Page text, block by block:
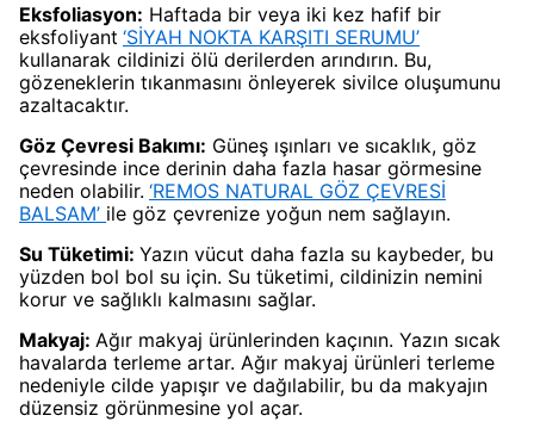
Eksfoliasyon: Haftada bir veya iki kez hafif bir
eksfoliyant ‘SİYAH NOKTA KARŞITI SERUMU’
kullanarak cildinizi ölü derilerden arındırın. Bu,
gözeneklerin tıkanmasını önleyerek sivilce oluşumunu
azaltacaktır.
Göz Çevresi Bakımı: Güneş ışınları ve sıcaklık, göz
çevresinde ince derinin daha fazla hasar görmesine
neden olabilir. ‘REMOS NATURAL GÖZ ÇEVRESİ
BALSAM’ ile göz çevrenize yoğun nem sağlayın.
Su Tüketimi: Yazın vücut daha fazla su kaybeder, bu
yüzden bol bol su için. Su tüketimi, cildinizin nemini
korur ve sağlıklı kalmasını sağlar.
Makyaj: Ağır makyaj ürünlerinden kaçının. Yazın sıcak
havalarda terleme artar. Ağır makyaj ürünleri terleme
nedeniyle cilde yapışır ve dağılabilir, bu da makyajın
düzensiz görünmesine yol açar.